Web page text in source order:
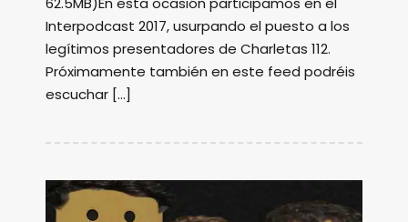
Interpodcast 2017, usurpando el puesto a los
legítimos presentadores de Charletas 112.
Próximamente también en este feed podréis
escuchar […]